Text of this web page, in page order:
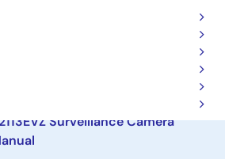
Surveillance Camera
Surveillance Camera